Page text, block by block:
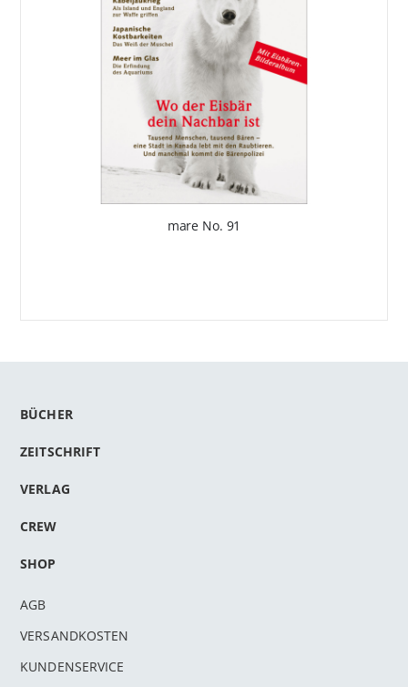
mare No. 91
BÜCHER
ZEITSCHRIFT
VERLAG
CREW
SHOP
AGB
VERSANDKOSTEN
KUNDENSERVICE